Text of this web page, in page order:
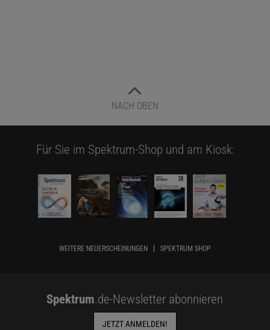
NACH OBEN
Für Sie im Spektrum-Shop und am Kiosk:
WEITERE NEUERSCHEINUNGEN SPEKTRUM SHOP
Spektrum.de-Newsletter abonnieren
JETZT ANMELDEN!